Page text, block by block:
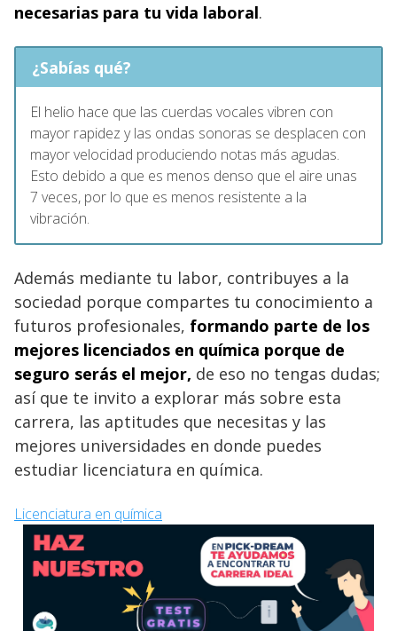
necesarias para tu vida laboral.
¿Sabías qué?
El helio hace que las cuerdas vocales vibren con
mayor rapidez y las ondas sonoras se desplacen con
mayor velocidad produciendo notas más agudas.
Esto debido a que es menos denso que el aire unas
7 veces, por lo que es menos resistente a la
vibración.
Además mediante tu labor, contribuyes a la
sociedad porque compartes tu conocimiento a
futuros profesionales, formando parte de los
mejores licenciados en química porque de
seguro serás el mejor, de eso no tengas dudas;
así que te invito a explorar más sobre esta
carrera, las aptitudes que necesitas y las
mejores universidades en donde puedes
estudiar licenciatura en química.
Licenciatura en química